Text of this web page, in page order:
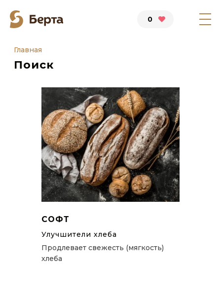
0
Главная
Поиск
СОФТ
Улучшители хлеба
Продлевает свежесть (мягкость)
хлеба